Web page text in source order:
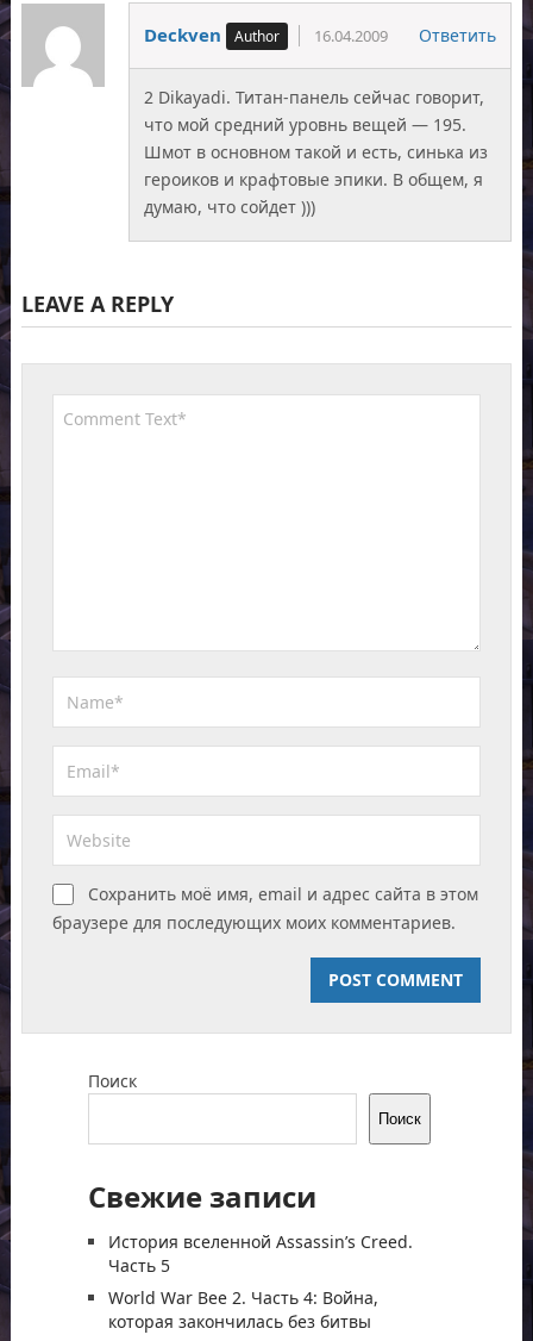
Deckven 16.04.2009 Ответить
2 Dikayadi. Титан-панель сейчас говорит,
что мой средний уровнь вещей — 195.
Шмот в основном такой и есть, синька из
героиков и крафтовые эпики. В общем, я
думаю, что сойдет )))
LEAVE A REPLY
Сохранить моё имя, email и адрес сайта в этом
браузере для последующих моих комментариев.
Поиск
Поиск
Свежие записи
История вселенной Assassin’s Creed.
Часть 5
World War Bee 2. Часть 4: Война,
которая закончилась без битвы